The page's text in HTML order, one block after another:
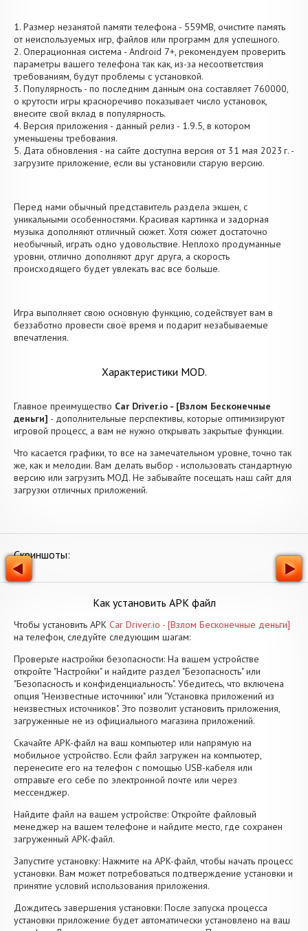
1. Размер незанятой памяти телефона - 559MB, очистите память
от неиспользуемых игр, файлов или программ для успешного.
2. Операционная система - Android 7+, рекомендуем проверить
параметры вашего телефона так как, из-за несоответствия
требованиям, будут проблемы с установкой.
3. Популярность - по последним данным она составляет 760000,
о крутости игры красноречиво показывает число установок,
внесите свой вклад в популярность.
4. Версия приложения - данный релиз - 1.9.5, в котором
уменьшены требования.
5. Дата обновления - на сайте доступна версия от 31 мая 2023 г. -
загрузите приложение, если вы установили старую версию.
Перед нами обычный представитель раздела экшен, с
уникальными особенностями. Красивая картинка и задорная
музыка дополняют отличный сюжет. Хотя сюжет достаточно
необычный, играть одно удовольствие. Неплохо продуманные
уровни, отлично дополняют друг друга, а скорость
происходящего будет увлекать вас все больше.
Игра выполняет свою основную функцию, содействует вам в
беззаботно провести своё время и подарит незабываемые
впечатления.
Характеристики MOD.
Главное преимущество Car Driver.io - [Взлом Бесконечные
деньги] - дополнительные перспективы, которые оптимизируют
игровой процесс, а вам не нужно открывать закрытые функции.
Что касается графики, то все на замечательном уровне, точно так
же, как и мелодии. Вам делать выбор - использовать стандартную
версию или загрузить МОД. Не забывайте посещать наш сайт для
загрузки отличных приложений.
Скриншоты:
Как установить APK файл
Чтобы установить APK Car Driver.io - [Взлом Бесконечные деньги]
на телефон, следуйте следующим шагам:
Проверьте настройки безопасности: На вашем устройстве
откройте "Настройки" и найдите раздел "Безопасность" или
"Безопасность и конфиденциальность". Убедитесь, что включена
опция "Неизвестные источники" или "Установка приложений из
неизвестных источников". Это позволит установить приложения,
загруженные не из официального магазина приложений.
Скачайте APK-файл на ваш компьютер или напрямую на
мобильное устройство. Если файл загружен на компьютер,
перенесите его на телефон с помощью USB-кабеля или
отправьте его себе по электронной почте или через
мессенджер.
Найдите файл на вашем устройстве: Откройте файловый
менеджер на вашем телефоне и найдите место, где сохранен
загруженный APK-файл.
Запустите установку: Нажмите на APK-файл, чтобы начать процесс
установки. Вам может потребоваться подтверждение установки и
принятие условий использования приложения.
Дождитесь завершения установки: После запуска процесса
установки приложение будет автоматически установлено на ваш